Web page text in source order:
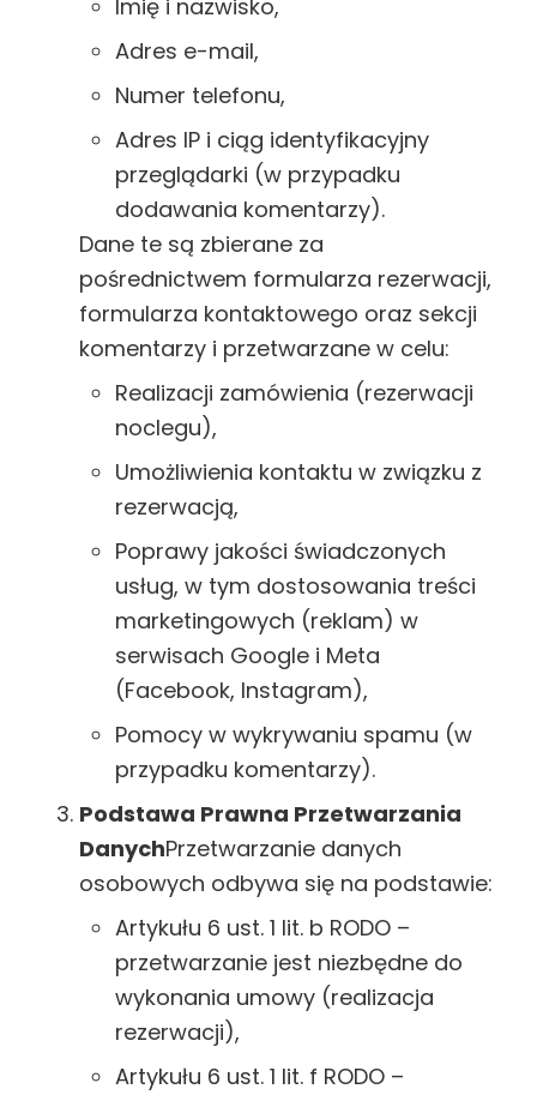
Imię i nazwisko,
Adres e-mail,
Numer telefonu,
Adres IP i ciąg identyfikacyjny
przeglądarki (w przypadku
dodawania komentarzy).
Dane te są zbierane za
pośrednictwem formularza rezerwacji,
formularza kontaktowego oraz sekcji
komentarzy i przetwarzane w celu:
Realizacji zamówienia (rezerwacji
noclegu),
Umożliwienia kontaktu w związku z
rezerwacją,
Poprawy jakości świadczonych
usług, w tym dostosowania treści
marketingowych (reklam) w
serwisach Google i Meta
(Facebook, Instagram),
Pomocy w wykrywaniu spamu (w
przypadku komentarzy).
Podstawa Prawna Przetwarzania
DanychPrzetwarzanie danych
osobowych odbywa się na podstawie:
Artykułu 6 ust. 1 lit. b RODO –
przetwarzanie jest niezbędne do
wykonania umowy (realizacja
rezerwacji),
Artykułu 6 ust. 1 lit. f RODO –